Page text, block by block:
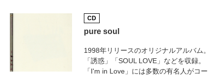
CD
pure soul
1998年リリースのオリジナルアルバム。
「誘惑」「SOUL LOVE」などを収録。
「I'm in Love」には多数の有名人がコー